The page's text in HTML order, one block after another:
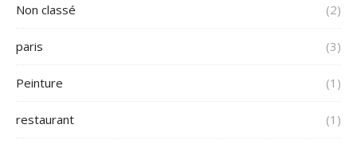
Non classé (2)
paris (3)
Peinture (1)
restaurant (1)